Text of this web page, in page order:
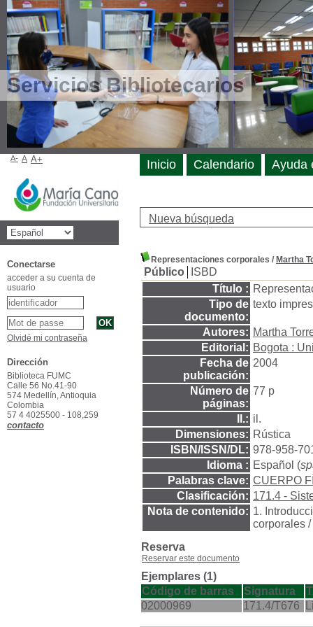
Servicios Bibliotecarios
Nueva búsqueda
Representaciones corporales / Martha
Público
ISBD
Título :
Tipo de
documento:
texto
Autores: Martha
Editorial: Bogota :
Fecha de
publicación:
2004
Número de
páginas:
77 p
Il.: il.
Dimensiones: Rústica
ISBN/ISSN/DL: 978-958-
Idioma : Español (
Palabras clave: CUERPO
Clasificación: 171.4 -
Nota de contenido: 1.
corporales
Reserva
Reservar este documento
Ejemplares (1)
Código de barras
Signatura
02000969
171.4/T676
Inicio Calendario Ayuda
A- A A+
Conectarse
acceder a su cuenta de
usuario
Olvidé mi contraseña
Dirección
Biblioteca FUMC
Calle 56 No.41-90
574 Medellín, Antioquia
Colombia
57 4 4025500 - 108,259
contacto